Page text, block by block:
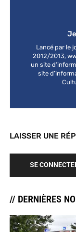
Lancé par le
2012/2013,
un site
site
LAISSER UNE
SE
// DERNIÈRES